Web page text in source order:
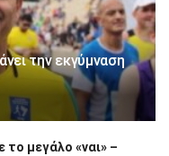
την εκγύμναση
μεγάλο «ναι» –